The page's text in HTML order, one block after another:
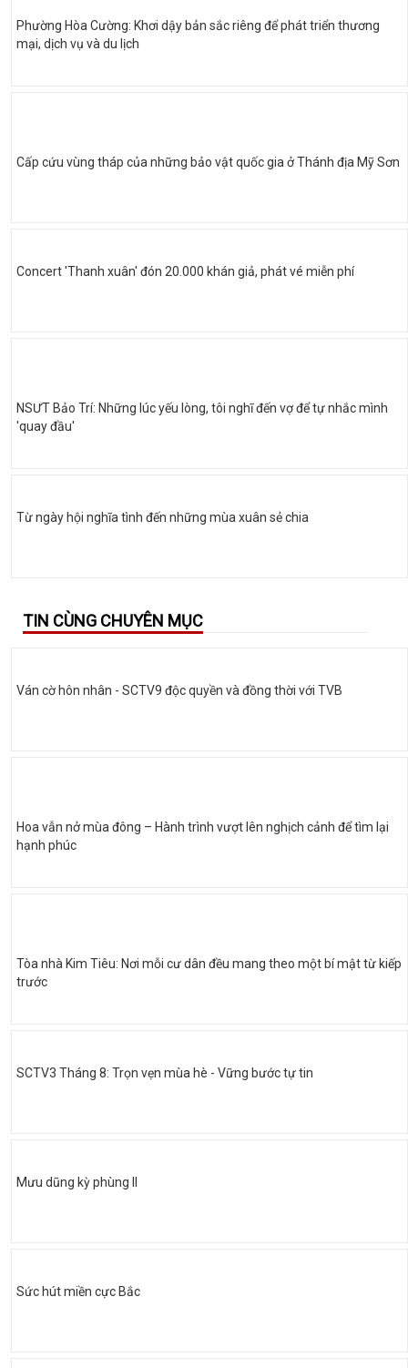
Phường Hòa Cường: Khơi dậy bản sắc riêng để phát triển thương
mại, dịch vụ và du lịch
Cấp cứu vùng tháp của những bảo vật quốc gia ở Thánh địa Mỹ Sơn
Concert 'Thanh xuân' đón 20.000 khán giả, phát vé miễn phí
NSƯT Bảo Trí: Những lúc yếu lòng, tôi nghĩ đến vợ để tự nhắc mình
'quay đầu'
Từ ngày hội nghĩa tình đến những mùa xuân sẻ chia
TIN CÙNG CHUYÊN MỤC
Ván cờ hôn nhân - SCTV9 độc quyền và đồng thời với TVB
Hoa vẫn nở mùa đông – Hành trình vượt lên nghịch cảnh để tìm lại
hạnh phúc
Tòa nhà Kim Tiêu: Nơi mỗi cư dân đều mang theo một bí mật từ kiếp
trước
SCTV3 Tháng 8: Trọn vẹn mùa hè - Vững bước tự tin
Mưu dũng kỳ phùng II
Sức hút miền cực Bắc